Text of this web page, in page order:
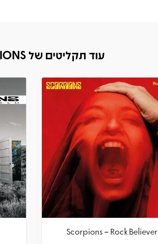
עוד תקליטים של SCORPIONS
Scorpions – Rock Believer